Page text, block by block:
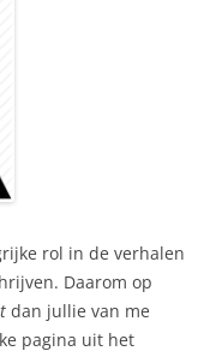
rol in de verhalen
Daarom op
dan jullie van me
pagina uit het